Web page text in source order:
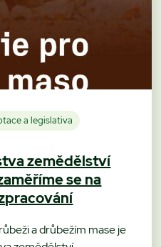
a legislativa
zemědělství
se na
a drůbežím mase je